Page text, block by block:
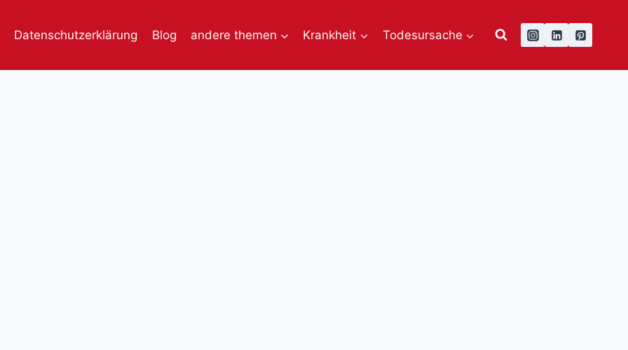
Datenschutzerklärung Blog andere themen Krankheit Todesursache